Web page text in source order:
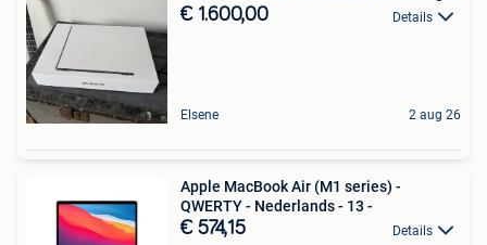
€ 1.600,00 Details
Elsene 2 aug 26
Apple MacBook Air (M1 series) -
QWERTY - Nederlands - 13 -
€ 574,15 Details